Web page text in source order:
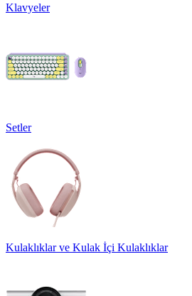
Klavyeler
Setler
Kulaklıklar ve Kulak İçi Kulaklıklar